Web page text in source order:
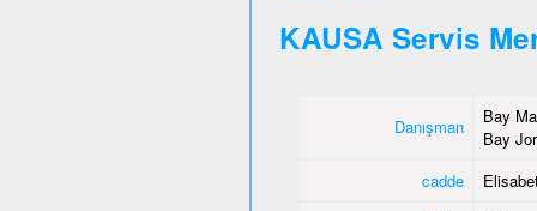
KAUSA Servis
Danışman
Bay
Bay
cadde